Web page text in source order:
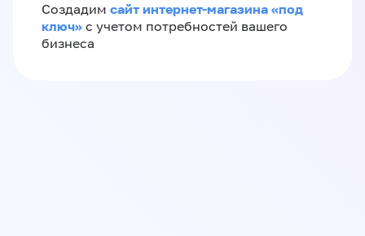
Создадим сайт интернет-магазина «под
ключ» с учетом потребностей вашего
бизнеса